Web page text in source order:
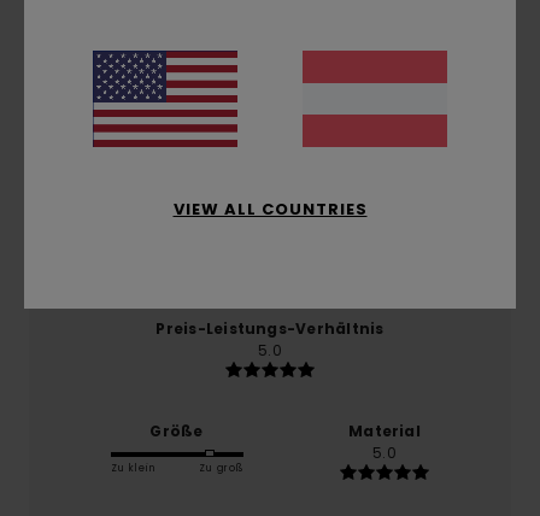
5.0/5
basierend auf1 verifizierten Bewertungenseit
Oktober 2025
Preis-Leistungs-Verhältnis
5.0
Größe
Zu klein Zu groß
Material
5.0
VIEW ALL COUNTRIES